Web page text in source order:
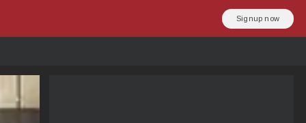
Signup now